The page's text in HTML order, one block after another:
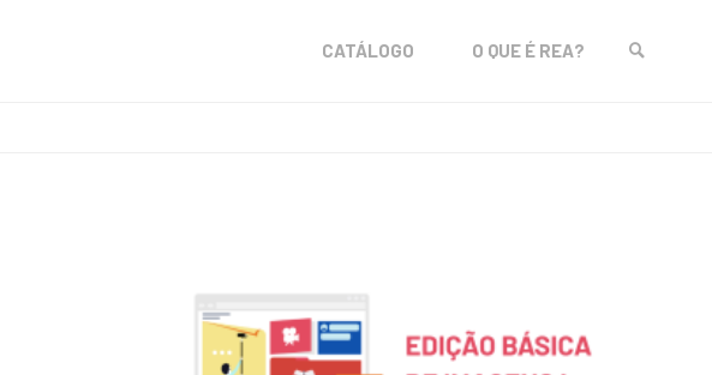
CATÁLOGO O QUE É REA?